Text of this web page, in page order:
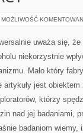
MOŻLIWOŚĆ
uważa się,
niekorzystnie
Mało który
artykuły jest
którzy
nad jej badaniami,
badaniom